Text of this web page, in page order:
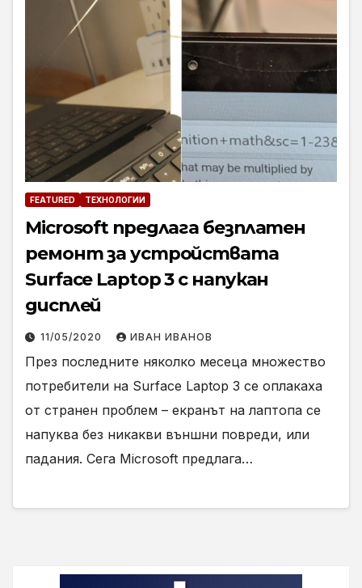
FEATURED ТЕХНОЛОГИИ
Microsoft предлага безплатен
ремонт за устройствата
Surface Laptop 3 с напукан
дисплей
11/05/2020 ИВАН ИВАНОВ
През последните няколко месеца множество
потребители на Surface Laptop 3 се оплакаха
от странен проблем – екранът на лаптопа се
напуква без никакви външни повреди, или
падания. Сега Microsoft предлага…